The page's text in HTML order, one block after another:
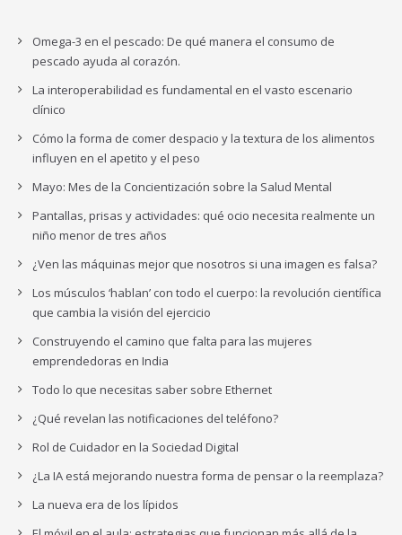
Omega-3 en el pescado: De qué manera el consumo de
pescado ayuda al corazón.
La interoperabilidad es fundamental en el vasto escenario
clínico
Cómo la forma de comer despacio y la textura de los alimentos
influyen en el apetito y el peso
Mayo: Mes de la Concientización sobre la Salud Mental
Pantallas, prisas y actividades: qué ocio necesita realmente un
niño menor de tres años
¿Ven las máquinas mejor que nosotros si una imagen es falsa?
Los músculos ‘hablan’ con todo el cuerpo: la revolución científica
que cambia la visión del ejercicio
Construyendo el camino que falta para las mujeres
emprendedoras en India
Todo lo que necesitas saber sobre Ethernet
¿Qué revelan las notificaciones del teléfono?
Rol de Cuidador en la Sociedad Digital
¿La IA está mejorando nuestra forma de pensar o la reemplaza?
La nueva era de los lípidos